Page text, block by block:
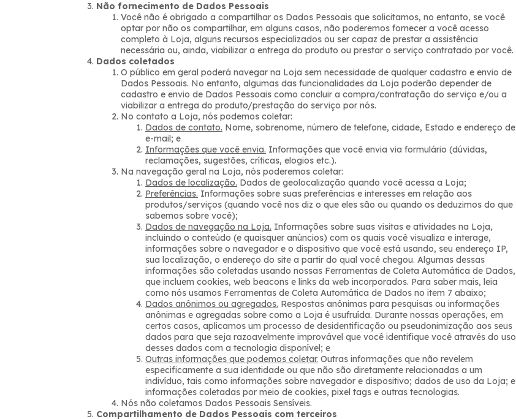
Não fornecimento de Dados Pessoais
Você não é obrigado a compartilhar os Dados Pessoais que solicitamos, no entanto, se você
optar por não os compartilhar, em alguns casos, não poderemos fornecer a você acesso
completo à Loja, alguns recursos especializados ou ser capaz de prestar a assistência
necessária ou, ainda, viabilizar a entrega do produto ou prestar o serviço contratado por você.
Dados coletados
O público em geral poderá navegar na Loja sem necessidade de qualquer cadastro e envio de
Dados Pessoais. No entanto, algumas das funcionalidades da Loja poderão depender de
cadastro e envio de Dados Pessoais como concluir a compra/contratação do serviço e/ou a
viabilizar a entrega do produto/prestação do serviço por nós.
No contato a Loja, nós podemos coletar:
Dados de contato. Nome, sobrenome, número de telefone, cidade, Estado e endereço de
e-mail; e
Informações que você envia. Informações que você envia via formulário (dúvidas,
reclamações, sugestões, críticas, elogios etc.).
Na navegação geral na Loja, nós poderemos coletar:
Dados de localização. Dados de geolocalização quando você acessa a Loja;
Preferências. Informações sobre suas preferências e interesses em relação aos
produtos/serviços (quando você nos diz o que eles são ou quando os deduzimos do que
sabemos sobre você);
Dados de navegação na Loja. Informações sobre suas visitas e atividades na Loja,
incluindo o conteúdo (e quaisquer anúncios) com os quais você visualiza e interage,
informações sobre o navegador e o dispositivo que você está usando, seu endereço IP,
sua localização, o endereço do site a partir do qual você chegou. Algumas dessas
informações são coletadas usando nossas Ferramentas de Coleta Automática de Dados,
que incluem cookies, web beacons e links da web incorporados. Para saber mais, leia
como nós usamos Ferramentas de Coleta Automática de Dados no item 7 abaixo;
Dados anônimos ou agregados. Respostas anônimas para pesquisas ou informações
anônimas e agregadas sobre como a Loja é usufruída. Durante nossas operações, em
certos casos, aplicamos um processo de desidentificação ou pseudonimização aos seus
dados para que seja razoavelmente improvável que você identifique você através do uso
desses dados com a tecnologia disponível; e
Outras informações que podemos coletar. Outras informações que não revelem
especificamente a sua identidade ou que não são diretamente relacionadas a um
indivíduo, tais como informações sobre navegador e dispositivo; dados de uso da Loja; e
informações coletadas por meio de cookies, pixel tags e outras tecnologias.
Nós não coletamos Dados Pessoais Sensíveis.
Compartilhamento de Dados Pessoais com terceiros